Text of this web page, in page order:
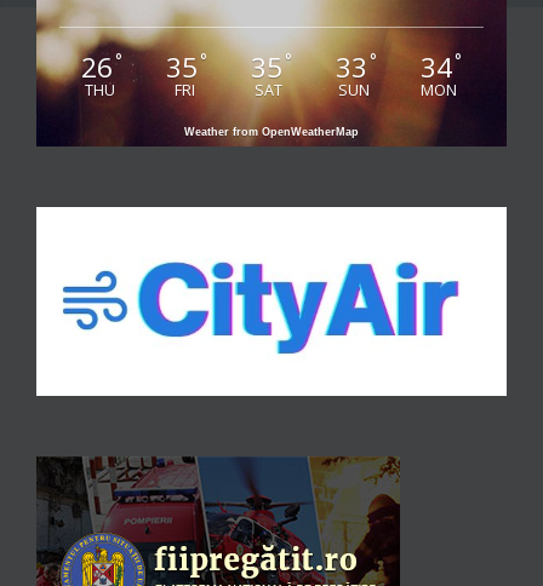
26°
THU
35°
FRI
35°
SAT
33°
SUN
34°
MON
Weather from OpenWeatherMap